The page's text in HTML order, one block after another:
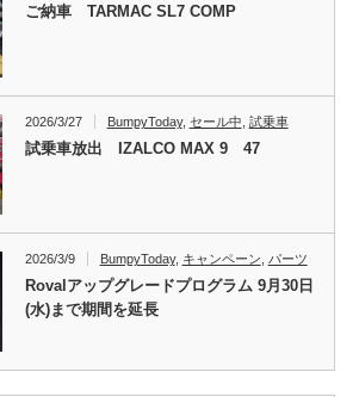
ご納車 TARMAC SL7 COMP
2026/3/27 BumpyToday, セール中 試乗車
試乗車放出 IZALCO MAX 9 47
2026/3/9 BumpyToday, キャンペーン パーツ
Rovalアップグレードプログラム 9月30日
(水)まで期間を延長